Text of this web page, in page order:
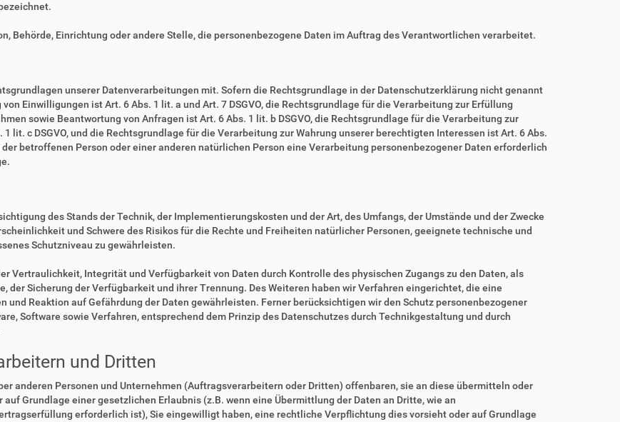
Behörde, Einrichtung oder andere Stelle, die personenbezogene Daten im Auftrag des Verantwortlichen verarbeitet.
unserer Datenverarbeitungen mit. Sofern die Rechtsgrundlage in der Datenschutzerklärung nicht genannt
Einwilligungen ist Art. 6 Abs. 1 lit. a und Art. 7 DSGVO, die Rechtsgrundlage für die Verarbeitung zur Erfüllung
sowie Beantwortung von Anfragen ist Art. 6 Abs. 1 lit. b DSGVO, die Rechtsgrundlage für die Verarbeitung zur
lit. c DSGVO, und die Rechtsgrundlage für die Verarbeitung zur Wahrung unserer berechtigten Interessen ist Art. 6 Abs.
betroffenen Person oder einer anderen natürlichen Person eine Verarbeitung personenbezogener Daten erforderlich
des Stands der Technik, der Implementierungskosten und der Art, des Umfangs, der Umstände und der Zwecke
und Schwere des Risikos für die Rechte und Freiheiten natürlicher Personen, geeignete technische und
Schutzniveau zu gewährleisten.
Vertraulichkeit, Integrität und Verfügbarkeit von Daten durch Kontrolle des physischen Zugangs zu den Daten, als
der Sicherung der Verfügbarkeit und ihrer Trennung. Des Weiteren haben wir Verfahren eingerichtet, die eine
und Reaktion auf Gefährdung der Daten gewährleisten. Ferner berücksichtigen wir den Schutz personenbezogener
Software sowie Verfahren, entsprechend dem Prinzip des Datenschutzes durch Technikgestaltung und durch
und Dritten
anderen Personen und Unternehmen (Auftragsverarbeitern oder Dritten) offenbaren, sie an diese übermitteln oder
Grundlage einer gesetzlichen Erlaubnis (z.B. wenn eine Übermittlung der Daten an Dritte, wie an
erforderlich ist), Sie eingewilligt haben, eine rechtliche Verpflichtung dies vorsieht oder auf Grundlage